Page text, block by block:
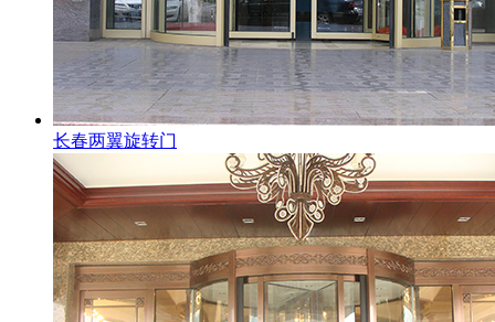
长春两翼旋转门